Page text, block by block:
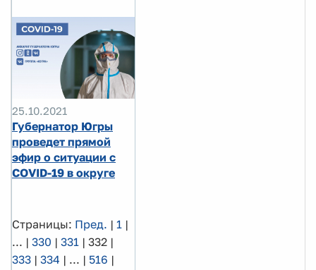
25.10.2021
Губернатор Югры
проведет прямой
эфир о ситуации c
COVID-19 в округе
Страницы: Пред. | 1 |
... | 330 | 331 | 332 |
333 | 334 | ... | 516 |